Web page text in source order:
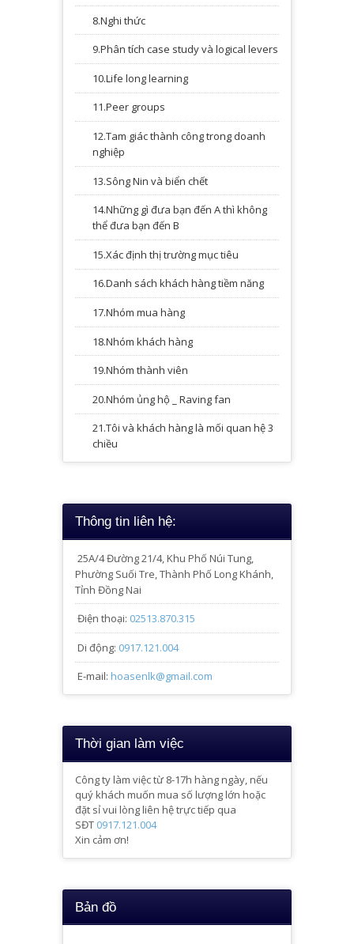
8.Nghi thức
9.Phân tích case study và logical levers
10.Life long learning
11.Peer groups
12.Tam giác thành công trong doanh
nghiệp
13.Sông Nin và biển chết
14.Những gì đưa bạn đến A thì không
thể đưa bạn đến B
15.Xác định thị trường mục tiêu
16.Danh sách khách hàng tiềm năng
17.Nhóm mua hàng
18.Nhóm khách hàng
19.Nhóm thành viên
20.Nhóm ủng hộ _ Raving fan
21.Tôi và khách hàng là mối quan hệ 3
chiều
Thông tin liên hệ:
25A/4Đường 21/4, Khu Phố Núi Tung,
Phường Suối Tre, Thành Phố Long Khánh,
Tỉnh Đồng Nai
Điện thoại: 02513.870.315
Di động: 0917.121.004
E-mail: hoasenlk@gmail.com
Thời gian làm việc
Công ty làm việc từ 8-17h hàng ngày, nếu
quý khách muốn mua số lượng lớn hoặc
đặt sỉ vui lòng liên hệ trực tiếp qua
SĐT 0917.121.004
Xin cảm ơn!
Bản đồ